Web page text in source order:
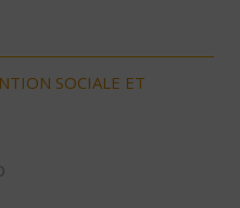
SOCIALE ET